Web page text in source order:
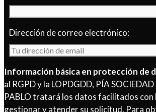
Dirección de correo electrónico:
Información básica en protección de
al RGPD y la LOPDGDD, PÍA SOCIEDAD
PABLO tratará los datos facilitados con
gestionar y atender su solicitud. Para